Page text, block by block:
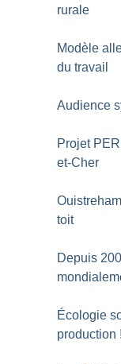
rurale
Modèle
du travail
Audience
Projet
et-Cher
toit
Depuis
Écologie
production !